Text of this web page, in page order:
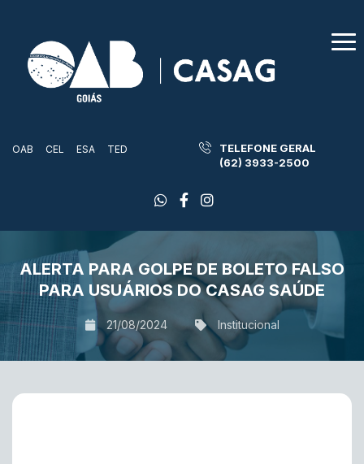
OAB CEL ESA TED
TELEFONE GERAL
(62) 3933-2500
ALERTA PARA GOLPE DE BOLETO FALSO
PARA USUÁRIOS DO CASAG SAÚDE
21/08/2024 Institucional